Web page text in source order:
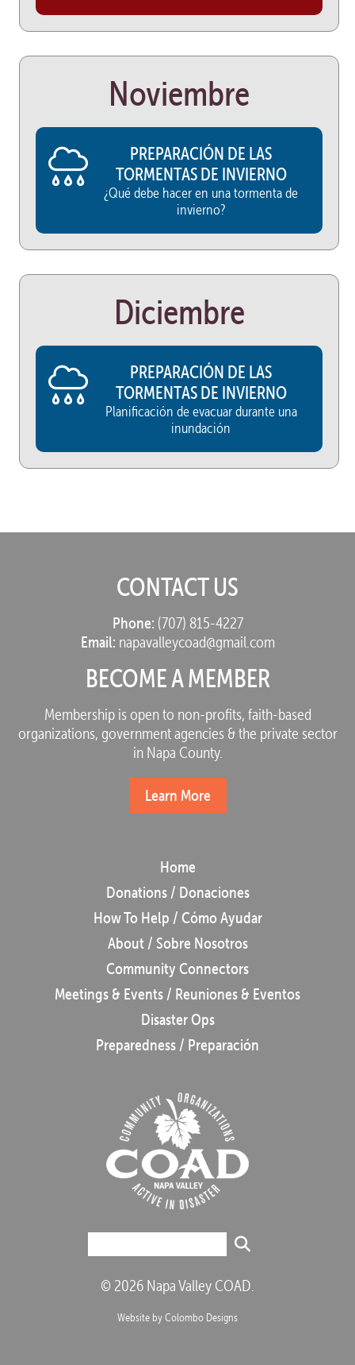
Noviembre
PREPARACIÓN DE LAS
TORMENTAS DE INVIERNO
¿Qué debe hacer en una tormenta de
invierno?
Diciembre
PREPARACIÓN DE LAS
TORMENTAS DE INVIERNO
Planificación de evacuar durante una
inundación
CONTACT US
Phone: (707) 815-4227
Email: napavalleycoad@gmail.com
BECOME A MEMBER
Membership is open to non-profits, faith-based
organizations, government agencies & the private sector
in Napa County.
Learn More
Home
Donations / Donaciones
How To Help / Cómo Ayudar
About / Sobre Nosotros
Community Connectors
Meetings & Events / Reuniones & Eventos
Disaster Ops
Preparedness / Preparación
© 2026 Napa Valley COAD.
Website by Colombo Designs